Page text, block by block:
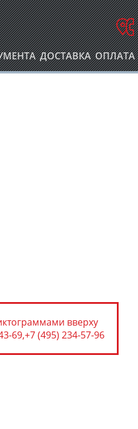
ДОСТАВКА ОПЛАТА
вверху
69,+7 (495) 234-57-96